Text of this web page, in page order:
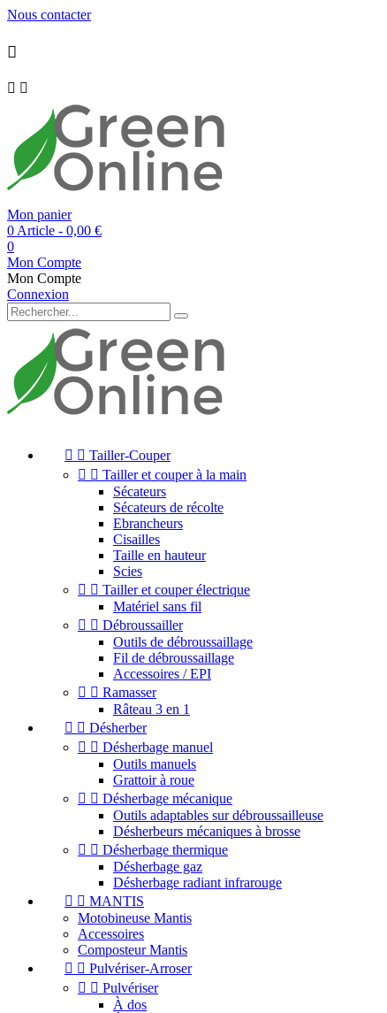
Nous contacter

 
Mon panier
0 Article - 0,00 €
0
Mon Compte
Mon Compte
Connexion
  Tailler-Couper
  Tailler et couper à la main
Sécateurs
Sécateurs de récolte
Ebrancheurs
Cisailles
Taille en hauteur
Scies
  Tailler et couper électrique
Matériel sans fil
  Débroussailler
Outils de débroussaillage
Fil de débroussaillage
Accessoires / EPI
  Ramasser
Râteau 3 en 1
  Désherber
  Désherbage manuel
Outils manuels
Grattoir à roue
  Désherbage mécanique
Outils adaptables sur débroussailleuse
Désherbeurs mécaniques à brosse
  Désherbage thermique
Désherbage gaz
Désherbage radiant infrarouge
  MANTIS
Motobineuse Mantis
Accessoires
Composteur Mantis
  Pulvériser-Arroser
  Pulvériser
À dos